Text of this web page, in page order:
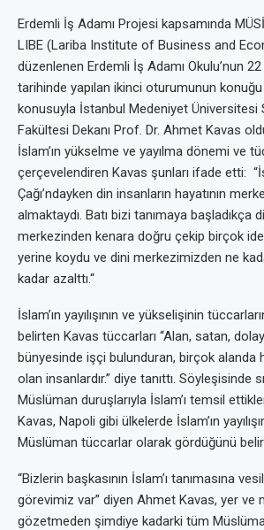
Erdemli İş Adamı Projesi kapsamında
LIBE (Lariba Institute of Business and
düzenlenen Erdemli İş Adamı Okulu’nun 22
tarihinde yapılan ikinci oturumunun
konusuyla İstanbul Medeniyet Üniversitesi
Fakültesi Dekanı Prof. Dr. Ahmet Kavas
İslam’ın yükselme ve yayılma dönemi ve
çerçevelendiren Kavas şunları ifade etti:
Çağı’ndayken din insanların hayatının
almaktaydı. Batı bizi tanımaya başladıkça
merkezinden kenara doğru çekip birçok
yerine koydu ve dini merkezimizden ne
kadar azalttı.“
İslam’ın yayılışının ve yükselişinin
belirten Kavas tüccarları “Alan, satan,
bünyesinde işçi bulunduran, birçok alanda
olan insanlardır.” diye tanıttı. Söyleşisinde
Müslüman duruşlarıyla İslam’ı temsil
Kavas, Napoli gibi ülkelerde İslam’ın
Müslüman tüccarlar olarak gördüğünü
“Bizlerin başkasının İslam’ı tanımasına
görevimiz var” diyen Ahmet Kavas, yer ve
gözetmeden şimdiye kadarki tüm